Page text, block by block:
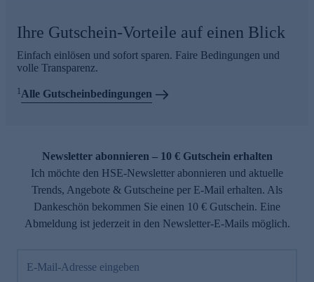
Ihre Gutschein-Vorteile auf einen Blick
Einfach einlösen und sofort sparen. Faire Bedingungen und
volle Transparenz.
1Alle Gutscheinbedingungen
Newsletter abonnieren – 10 € Gutschein erhalten
Ich möchte den HSE-Newsletter abonnieren und aktuelle
Trends, Angebote & Gutscheine per E-Mail erhalten. Als
Dankeschön bekommen Sie einen 10 € Gutschein. Eine
Abmeldung ist jederzeit in den Newsletter-E-Mails möglich.
E-Mail-Adresse eingeben